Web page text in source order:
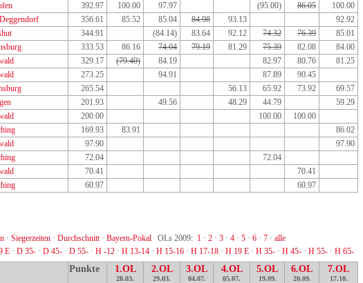
392.97 100.00 97.97 (95.00) 86.05
100.00
356.61 85.52 85.04 84.98 93.13
92.92
344.91 (84.14) 83.64 92.12 74.32 76.39
85.01
333.53 86.16 74.04 79.19 81.29 75.39 82.08
84.00
329.17 (79.40) 84.19 82.97 80.76
81.25
273.25 94.91 87.89
90.45
265.54 56.13 65.92 73.92
69.57
201.93 49.56 48.29 44.79
59.29
200.00 100.00
100.00
169.93 83.91
86.02
97.90
97.90
72.04
72.04
70.41
70.41
60.97 60.97
· Siegerzeiten · Durchschnitt· Bayern-Pokal OLs 2009: 1 · 2 · 3 · 4 · 5 · 6 · 7 · alle
E · D 35- · D 45- · D 55- · H -12 · H 13-14 · H 15-16 · H 17-18 · H 19 E · H 35- · H 45- · H 55- · H 65-
Punkte 1.OL
28.03.
2.OL
29.03.
3.OL
04.07.
4.OL
05.07.
5.OL
19.09.
6.OL
20.09.
7.OL
17.10.